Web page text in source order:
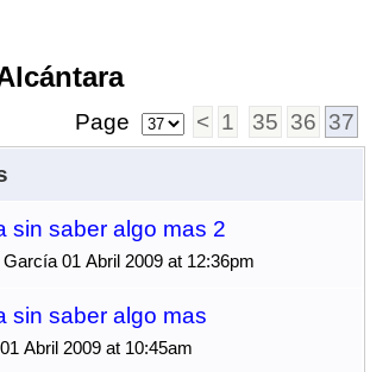
Page < 1 35 36 37
sin saber algo mas 2
01 Abril 2009 at 12:36pm
sin saber algo mas
Abril 2009 at 10:45am